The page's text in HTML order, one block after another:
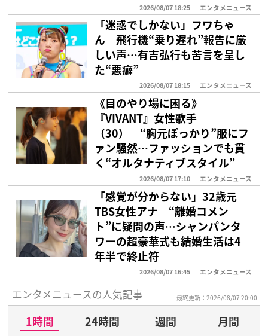
2026/08/07 18:25 エンタメニュース
「迷惑でしかない」フワちゃ
ん 飛行機“乗り遅れ”報告に厳
しい声…有吉弘行も苦言を呈し
た“悪癖”
2026/08/07 18:15 エンタメニュース
《目のやり場に困る》
『VIVANT』女性歌手
（30） “胸元ぽっかり”服にフ
ァン騒然…ファッションでも貫
く“オルタナティブスタイル”
2026/08/07 17:10 エンタメニュース
「感覚が分からない」32歳元
TBS女性アナ “離婚コメン
ト”に疑問の声…シャンパンタ
ワーの超豪華式も結婚生活は4
年半で終止符
2026/08/07 16:45 エンタメニュース
エンタメニュースの人気記事 最終更新：2026/08/07 20:00
1時間 24時間 週間
月間